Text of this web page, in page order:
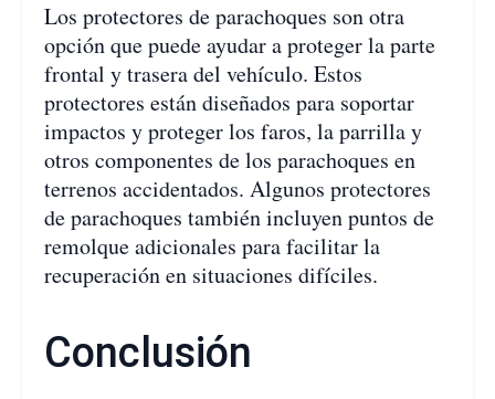
Los protectores de parachoques son otra
opción que puede ayudar a proteger la parte
frontal y trasera del vehículo. Estos
protectores están diseñados para soportar
impactos y proteger los faros, la parrilla y
otros componentes de los parachoques en
terrenos accidentados. Algunos protectores
de parachoques también incluyen puntos de
remolque adicionales para facilitar la
recuperación en situaciones difíciles.
Conclusión